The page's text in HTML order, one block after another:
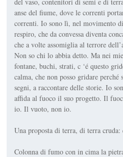
anse del fiume, dove le correnti
correnti. Io sono lì, nel movimento
respiro, che da convessa diventa
che a volte assomiglia al terrore
Non so chi lo abbia detto. Ma nei
fontane, buchi, strati, c ‘é questo
calma, che non posso gridare perché
segni, a raccontare delle storie. Io
affida al fuoco il suo progetto. Il
io. Il vuoto, non io.
Una proposta di terra, di terra cruda:
Colonna di fumo con in cima la